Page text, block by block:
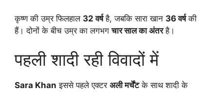
कृष्ण की उम्र फिलहाल 32 वर्षहै, जबकि सारा खान 36 वर्षकी
हैं। दोनों के बीच उम्र का लगभगचार साल का अंतरहै।
पहली शादी रही विवादों में
Sara Khan इससे पहले एक्टर अली मर्चेंटके साथ शादी के